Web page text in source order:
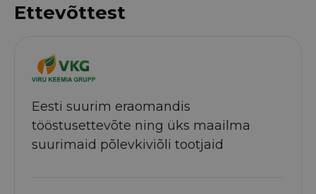
Ettevõttest
Eesti suurim eraomandis
tööstusettevõte ning üks maailma
suurimaid põlevkiviõli tootjaid